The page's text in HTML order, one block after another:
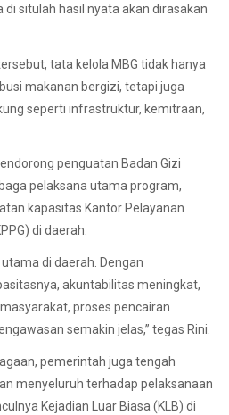
situlah hasil nyata akan dirasakan
tata kelola MBG tidak hanya
makanan bergizi, tetapi juga
seperti infrastruktur, kemitraan,
penguatan Badan Gizi
pelaksana utama program,
kapasitas Kantor Pelayanan
di daerah.
di daerah. Dengan
akuntabilitas meningkat,
proses pencairan
semakin jelas,” tegas Rini.
pemerintah juga tengah
menyeluruh terhadap pelaksanaan
Kejadian Luar Biasa (KLB) di